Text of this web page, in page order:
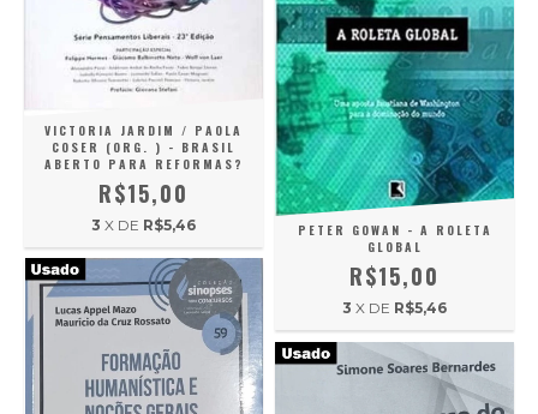
VICTORIA JARDIM / PAOLA
COSER (ORG. ) - BRASIL
ABERTO PARA REFORMAS?
R$15,00
3 X DE R$5,46
PETER GOWAN - A ROLETA
GLOBAL
R$15,00
3 X DE R$5,46